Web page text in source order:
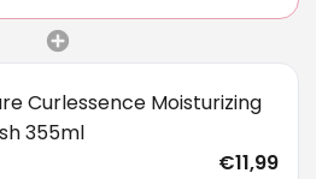
Curlessence Moisturizing
355ml
€11,99